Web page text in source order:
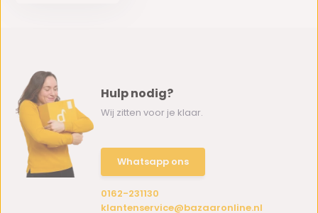
Hulp nodig?
Wij zitten voor je klaar.
Whatsapp ons
0162-231130
klantenservice@bazaaronline.nl